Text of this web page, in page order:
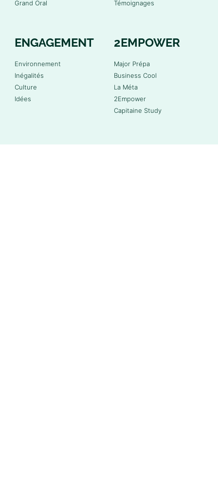
Grand Oral
Témoignages
ENGAGEMENT
Environnement
Inégalités
Culture
Idées
2EMPOWER
Major Prépa
Business Cool
La Méta
2Empower
Capitaine Study